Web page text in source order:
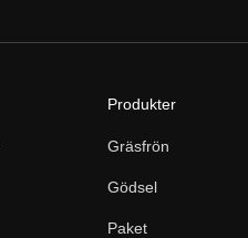
Produkter
Gräsfrön
Gödsel
Paket